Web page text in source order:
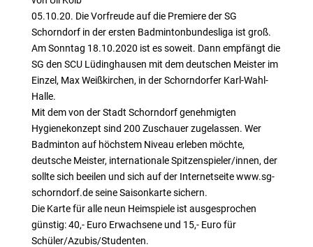
05.10.20. Die Vorfreude auf die Premiere der SG
Schorndorf in der ersten Badmintonbundesliga ist groß.
Am Sonntag 18.10.2020 ist es soweit. Dann empfängt die
SG den SCU Lüdinghausen mit dem deutschen Meister im
Einzel, Max Weißkirchen, in der Schorndorfer Karl-Wahl-
Halle.
Mit dem von der Stadt Schorndorf genehmigten
Hygienekonzept sind 200 Zuschauer zugelassen. Wer
Badminton auf höchstem Niveau erleben möchte,
deutsche Meister, internationale Spitzenspieler/innen, der
sollte sich beeilen und sich auf der Internetseite www.sg-
schorndorf.de seine Saisonkarte sichern.
Die Karte für alle neun Heimspiele ist ausgesprochen
günstig: 40,- Euro Erwachsene und 15,- Euro für
Schüler/Azubis/Studenten.